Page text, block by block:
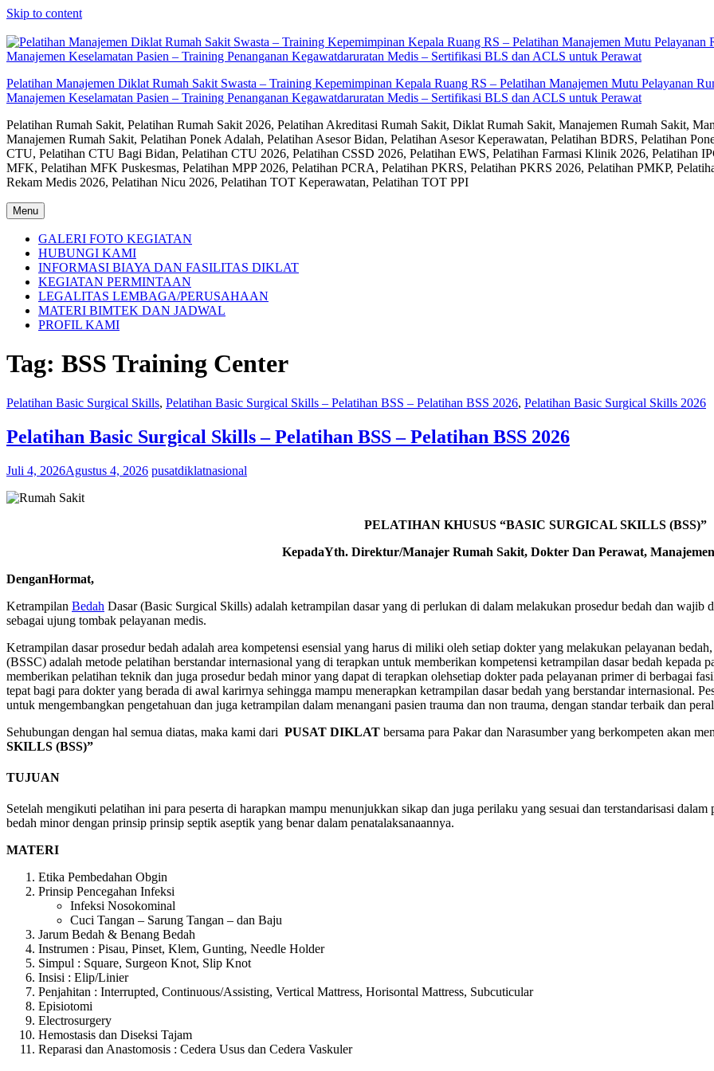
Skip to content
Pelatihan Manajemen Diklat Rumah Sakit Swasta – Training Kepemimpinan Kepala Ruang RS – Pelatihan Manajemen Mutu Pelayanan
Manajemen Keselamatan Pasien – Training Penanganan Kegawatdaruratan Medis – Sertifikasi BLS dan ACLS untuk Perawat
Pelatihan Rumah Sakit, Pelatihan Rumah Sakit 2026, Pelatihan Akreditasi Rumah Sakit, Diklat Rumah Sakit, Manajemen Rumah Sakit,
Manajemen Rumah Sakit, Pelatihan Ponek Adalah, Pelatihan Asesor Bidan, Pelatihan Asesor Keperawatan, Pelatihan BDRS, Pelatihan
CTU, Pelatihan CTU Bagi Bidan, Pelatihan CTU 2026, Pelatihan CSSD 2026, Pelatihan EWS, Pelatihan Farmasi Klinik 2026, Pelatihan
MFK, Pelatihan MFK Puskesmas, Pelatihan MPP 2026, Pelatihan PCRA, Pelatihan PKRS, Pelatihan PKRS 2026, Pelatihan PMKP,
Rekam Medis 2026, Pelatihan Nicu 2026, Pelatihan TOT Keperawatan, Pelatihan TOT PPI
Menu
GALERI FOTO KEGIATAN
HUBUNGI KAMI
INFORMASI BIAYA DAN FASILITAS DIKLAT
KEGIATAN PERMINTAAN
LEGALITAS LEMBAGA/PERUSAHAAN
MATERI BIMTEK DAN JADWAL
PROFIL KAMI
Tag: BSS Training Center
Pelatihan Basic Surgical Skills, Pelatihan Basic Surgical Skills – Pelatihan BSS – Pelatihan BSS 2026, Pelatihan Basic Surgical Skills 2026
Pelatihan Basic Surgical Skills – Pelatihan BSS – Pelatihan BSS 2026
Juli 4, 2026Agustus 4, 2026 pusatdiklatnasional
PELATIHAN KHUSUS “BASIC SURGICAL SKILLS (BSS)”
KepadaYth. Direktur/Manajer Rumah Sakit, Dokter Dan Perawat,
DenganHormat,
Ketrampilan Bedah Dasar (Basic Surgical Skills) adalah ketrampilan dasar yang di perlukan di dalam melakukan prosedur bedah dan wajib
sebagai ujung tombak pelayanan medis.
Ketrampilan dasar prosedur bedah adalah area kompetensi esensial yang harus di miliki oleh setiap dokter yang melakukan pelayanan
(BSSC) adalah metode pelatihan berstandar internasional yang di terapkan untuk memberikan kompetensi ketrampilan dasar bedah
memberikan pelatihan teknik dan juga prosedur bedah minor yang dapat di terapkan olehsetiap dokter pada pelayanan primer di berbagai
tepat bagi para dokter yang berada di awal karirnya sehingga mampu menerapkan ketrampilan dasar bedah yang berstandar internasional.
untuk mengembangkan pengetahuan dan juga ketrampilan dalam menangani pasien trauma dan non trauma, dengan standar terbaik dan
Sehubungan dengan hal semua diatas, maka kami dari PUSAT DIKLAT bersama para Pakar dan Narasumber yang berkompeten akan
SKILLS (BSS)”
TUJUAN
Setelah mengikuti pelatihan ini para peserta di harapkan mampu menunjukkan sikap dan juga perilaku yang sesuai dan terstandarisasi
bedah minor dengan prinsip prinsip septik aseptik yang benar dalam penatalaksanaannya.
MATERI
Etika Pembedahan Obgin
Prinsip Pencegahan Infeksi
Infeksi Nosokominal
Cuci Tangan – Sarung Tangan – dan Baju
Jarum Bedah & Benang Bedah
Instrumen : Pisau, Pinset, Klem, Gunting, Needle Holder
Simpul : Square, Surgeon Knot, Slip Knot
Insisi : Elip/Linier
Penjahitan : Interrupted, Continuous/Assisting, Vertical Mattress, Horisontal Mattress, Subcuticular
Episiotomi
Electrosurgery
Hemostasis dan Diseksi Tajam
Reparasi dan Anastomosis : Cedera Usus dan Cedera Vaskuler